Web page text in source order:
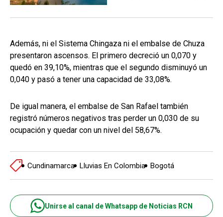
Además, ni el Sistema Chingaza ni el embalse de Chuza
presentaron ascensos. El primero decreció un 0,070 y
quedó en 39,10%, mientras que el segundo disminuyó un
0,040 y pasó a tener una capacidad de 33,08%.
De igual manera, el embalse de San Rafael también
registró números negativos tras perder un 0,030 de su
ocupación y quedar con un nivel del 58,67%.
Cundinamarca Lluvias En Colombia Bogotá
Unirse al canal de Whatsapp de Noticias RCN